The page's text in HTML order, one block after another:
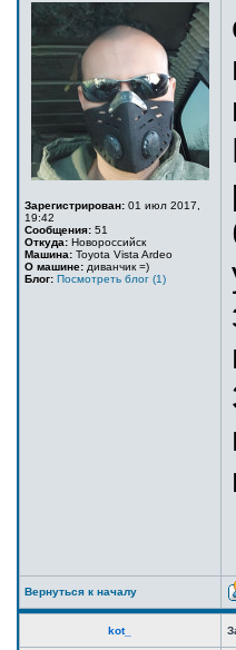
Зарегистрирован: 01 июл 2017,
19:42
Сообщения: 51
Откуда: Новороссийск
Машина: Toyota Vista Ardeo
О машине: диванчик =)
Блог: Посмотреть блог (1)
Вернуться к началу
kot_